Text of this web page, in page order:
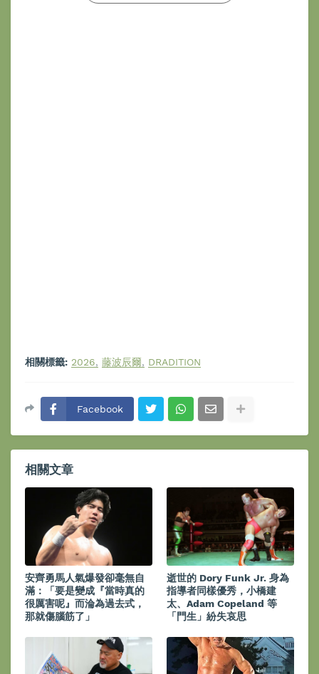
相關標籤: 2026 藤波辰爾 DRADITION
Facebook
相關文章
安齊勇馬人氣爆發卻毫無自
滿：「要是變成『當時真的
很厲害呢』而淪為過去式，
那就傷腦筋了」
逝世的 Dory Funk Jr. 身為
指導者同樣優秀，小橋建
太、Adam Copeland 等
「門生」紛失哀思